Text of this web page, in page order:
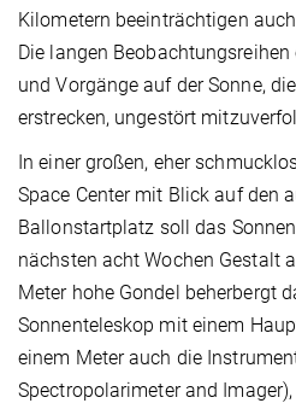
Kilometern beeinträchtigen
Die langen
und Vorgänge auf der Sonne,
erstrecken, ungestört
In einer großen, eher
Space Center mit Blick auf den
Ballonstartplatz soll das
nächsten acht Wochen Gestalt
Meter hohe Gondel beherbergt
Sonnenteleskop mit einem
einem Meter auch die
Spectropolarimeter and Imager),